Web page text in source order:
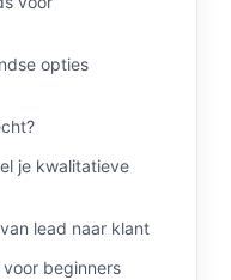
opties
je kwalitatieve
lead naar klant
beginners